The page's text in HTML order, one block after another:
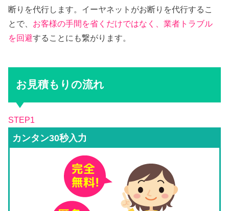
断りを代行します。イーヤネットがお断りを代行するこ
とで、 お客様の手間を省くだけではなく、業者トラブル
を回避することにも繋がります。
お見積もりの流れ
STEP1
カンタン30秒入力